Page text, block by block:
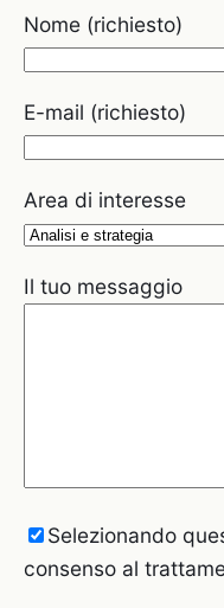
Nome (richiesto)
E-mail (richiesto)
Area di interesse
Il tuo messaggio
Selezionando
consenso al